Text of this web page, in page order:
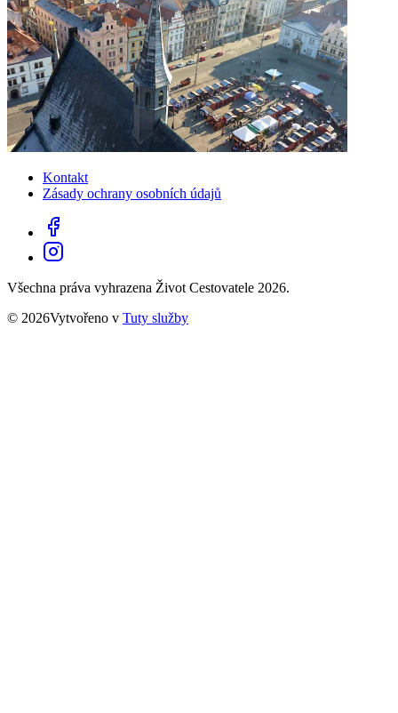
Kontakt
Zásady ochrany osobních údajů
Všechna práva vyhrazena Život Cestovatele 2026.
© 2026Vytvořeno v Tuty služby